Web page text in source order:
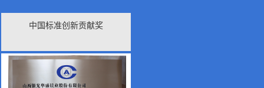
中国标准创新贡献奖